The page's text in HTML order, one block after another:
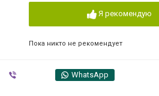
Я рекомендую
Пока никто не рекомендует
WhatsApp